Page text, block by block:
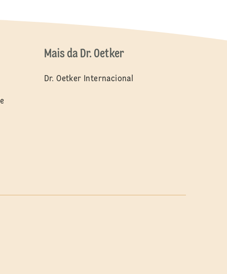
Mais da Dr. Oetker
Dr. Oetker Internacional